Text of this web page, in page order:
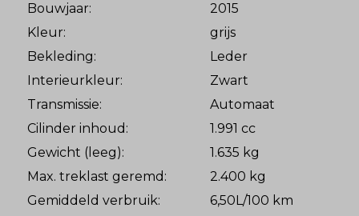
Bouwjaar:
2015
Kleur:
grijs
Bekleding:
Leder
Interieurkleur:
Zwart
Transmissie:
Automaat
Cilinder inhoud:
1.991 cc
Gewicht (leeg):
1.635 kg
Max. treklast geremd:
2.400 kg
Gemiddeld verbruik:
6,50L/100 km